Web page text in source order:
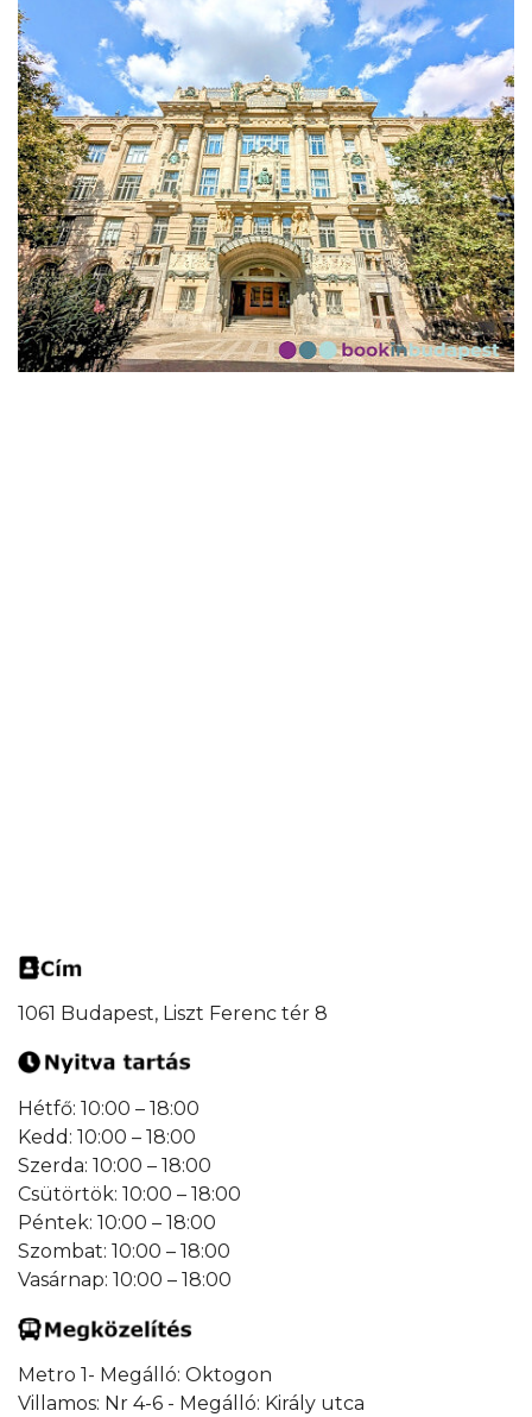
1061 Budapest, Liszt Ferenc tér 8
Hétfő: 10:00 – 18:00
Kedd: 10:00 – 18:00
Szerda: 10:00 – 18:00
Csütörtök: 10:00 – 18:00
Péntek: 10:00 – 18:00
Szombat: 10:00 – 18:00
Vasárnap: 10:00 – 18:00
Metro 1- Megálló: Oktogon
Villamos: Nr 4-6 - Megálló: Király utca